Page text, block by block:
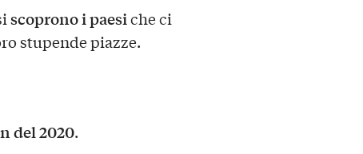
scoprono i paesiche ci
stupende piazze.
del 2020.